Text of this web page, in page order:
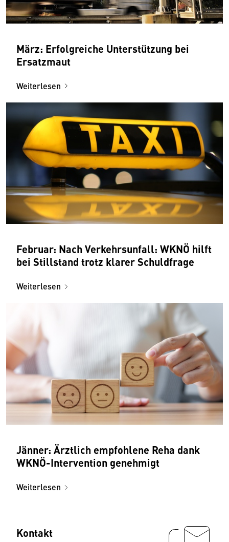
März: Erfolgreiche Unterstützung bei
Ersatzmaut
Weiterlesen
Februar: Nach Verkehrsunfall: WKNÖ hilft
bei Stillstand trotz klarer Schuldfrage
Weiterlesen
Jänner: Ärztlich empfohlene Reha dank
WKNÖ-Intervention genehmigt
Weiterlesen
Kontakt